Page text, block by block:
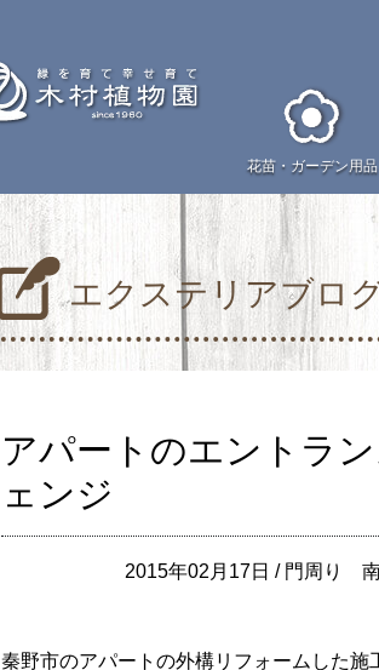
花苗・ ガーデン用品
エクステリアブロ
アパートのエントラ
ェンジ
2015年02月17日 / 門周り
秦野市のアパートの外構リフォームした施